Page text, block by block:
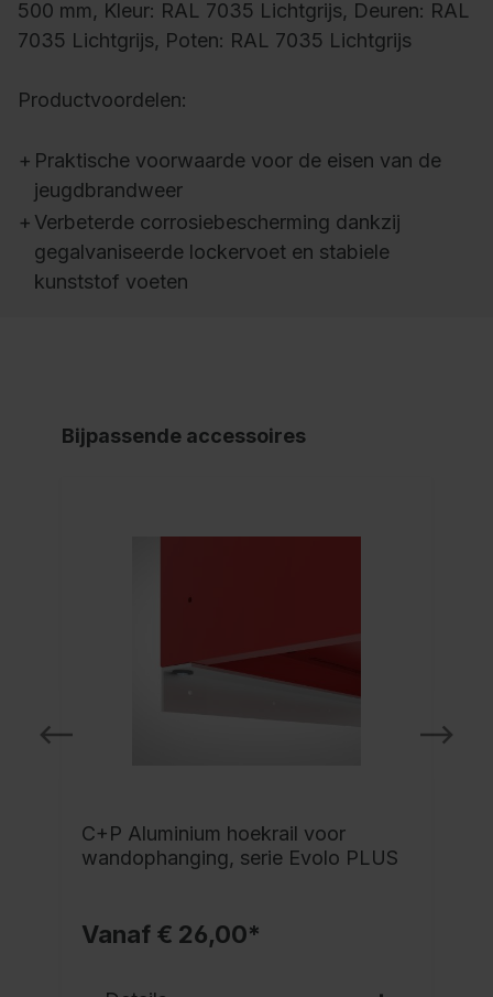
500 mm, Kleur: RAL 7035 Lichtgrijs, Deuren: RAL
7035 Lichtgrijs, Poten: RAL 7035 Lichtgrijs
Productvoordelen:
+ Praktische voorwaarde voor de eisen van de
jeugdbrandweer
+ Verbeterde corrosiebescherming dankzij
gegalvaniseerde lockervoet en stabiele
kunststof voeten
Bijpassende accessoires
C+P Aluminium hoekrail voor
wandophanging, serie Evolo PLUS
Vanaf € 26,00*